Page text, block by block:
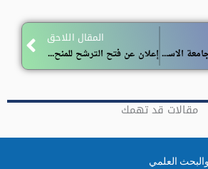
-منح دراسية بالجامعة الاسلامية للتكنولوجيا بداكا -بنغلاديش
المقال اللاحق
إعلان عن فتح الترشح للمنح الدراسية برومانيا 2026–2027
مقالات قد تهمك
والبحث العلمي